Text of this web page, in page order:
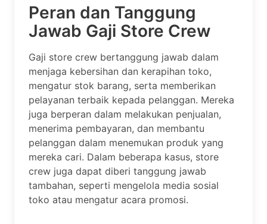
Peran dan Tanggung
Jawab Gaji Store Crew
Gaji store crew bertanggung jawab dalam
menjaga kebersihan dan kerapihan toko,
mengatur stok barang, serta memberikan
pelayanan terbaik kepada pelanggan. Mereka
juga berperan dalam melakukan penjualan,
menerima pembayaran, dan membantu
pelanggan dalam menemukan produk yang
mereka cari. Dalam beberapa kasus, store
crew juga dapat diberi tanggung jawab
tambahan, seperti mengelola media sosial
toko atau mengatur acara promosi.